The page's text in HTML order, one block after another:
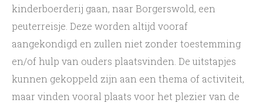
kinderboerderij gaan, naar Borgerswold, een
peuterreisje. Deze worden altijd vooraf
aangekondigd en zullen niet zonder toestemming
en/of hulp van ouders plaatsvinden. De uitstapjes
kunnen gekoppeld zijn aan een thema of activiteit,
maar vinden vooral plaats voor het plezier van de